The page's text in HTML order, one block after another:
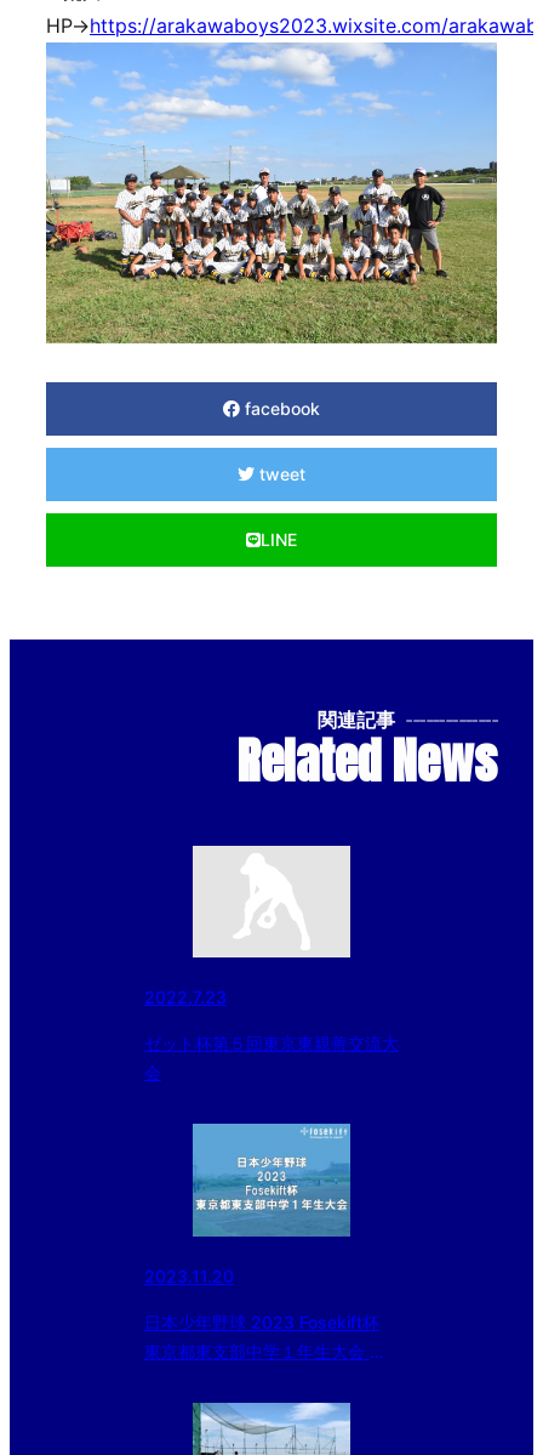
HP→https://arakawaboys2023.wixsite.com/
facebook
tweet
LINE
関連記事 --------------
Related News
2022.7.23
ゼット杯第５回東京東親善交流大
会
2023.11.20
日本少年野球 2023 Fosekift杯
東京都東支部中学１年生大会 二